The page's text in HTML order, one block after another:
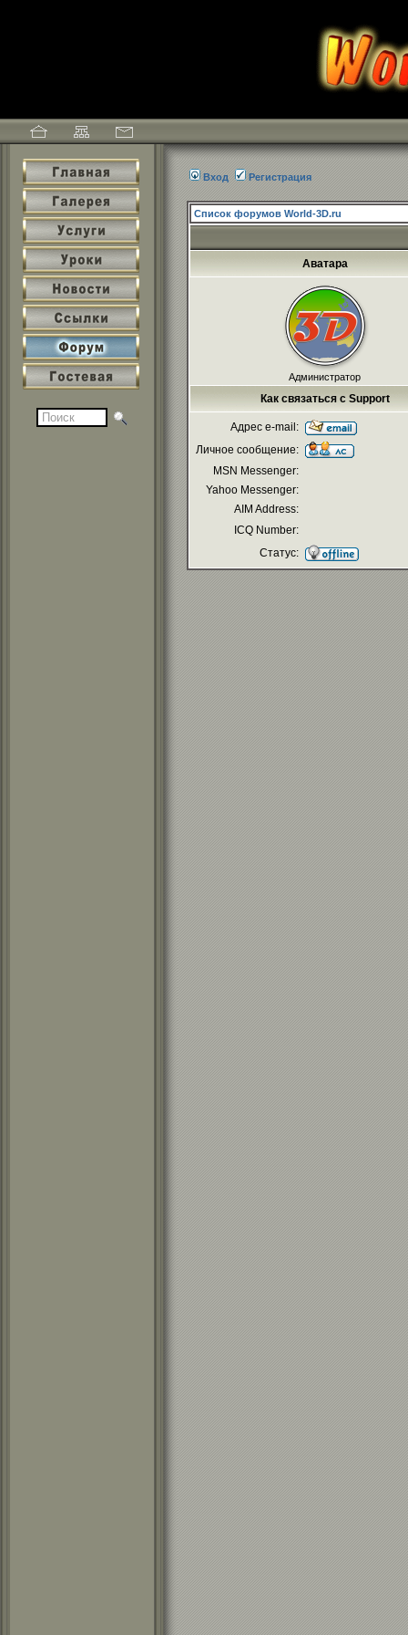
Вход Регистрация
Список форумов World-3D.ru
Аватара
Администратор
Как связаться с Support
Адрес e-mail:
Личное сообщение:
MSN Messenger:
Yahoo Messenger:
AIM Address:
ICQ Number:
Статус: